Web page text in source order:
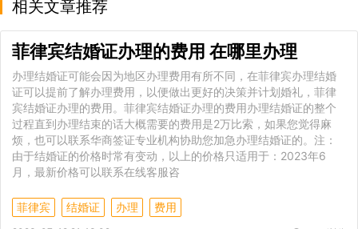
相关文章推荐
菲律宾结婚证办理的费用 在哪里办理
办理结婚证可能会因为地区办理费用有所不同，在菲律宾办理结婚
证可以提前了解办理费用，以便做出更好的决策并计划婚礼，菲律
宾结婚证办理的费用。菲律宾结婚证办理的费用办理结婚证的整个
过程直到办理结束的话大概需要的费用是2万比索，如果您觉得麻
烦，也可以联系华商签证专业机构协助您加急办理结婚证的。注：
由于结婚证的价格时常有变动，以上的价格只适用于：2023年6
月，最新价格可以联系在线客服咨
菲律宾 结婚证 办理 费用